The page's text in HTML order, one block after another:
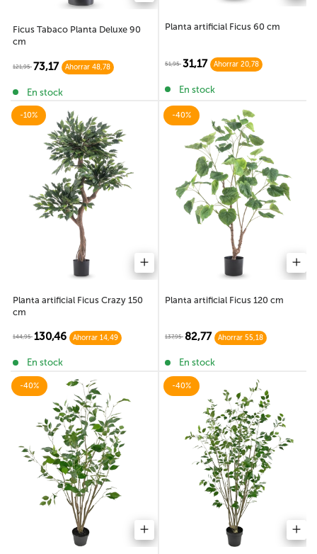
Ficus Tabaco Planta Deluxe 90
cm
121,95 73,17 Ahorrar 48,78
En stock
Planta artificial Ficus 60 cm
51,95 31,17 Ahorrar 20,78
En stock
-10%
Planta artificial Ficus Crazy 150
cm
144,95 130,46 Ahorrar 14,49
En stock
-40%
Planta artificial Ficus 120 cm
137,95 82,77 Ahorrar 55,18
En stock
-40% -40%